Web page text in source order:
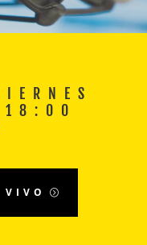
VIVO